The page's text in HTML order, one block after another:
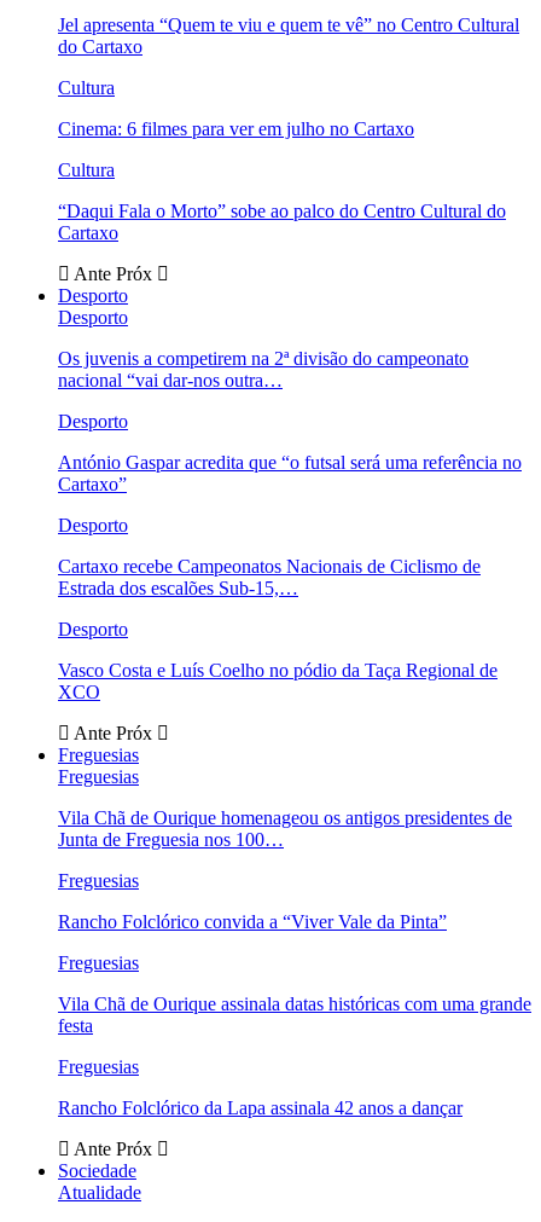
Jel apresenta “Quem te viu e quem te vê” no Centro Cultural
do Cartaxo
Cultura
Cinema: 6 filmes para ver em julho no Cartaxo
Cultura
“Daqui Fala o Morto” sobe ao palco do Centro Cultural do
Cartaxo
Ante Próx
Desporto
Desporto
Os juvenis a competirem na 2ª divisão do campeonato
nacional “vai dar-nos outra…
Desporto
António Gaspar acredita que “o futsal será uma referência no
Cartaxo”
Desporto
Cartaxo recebe Campeonatos Nacionais de Ciclismo de
Estrada dos escalões Sub-15,…
Desporto
Vasco Costa e Luís Coelho no pódio da Taça Regional de
XCO
Ante Próx
Freguesias
Freguesias
Vila Chã de Ourique homenageou os antigos presidentes de
Junta de Freguesia nos 100…
Freguesias
Rancho Folclórico convida a “Viver Vale da Pinta”
Freguesias
Vila Chã de Ourique assinala datas históricas com uma grande
festa
Freguesias
Rancho Folclórico da Lapa assinala 42 anos a dançar
Ante Próx
Sociedade
Atualidade